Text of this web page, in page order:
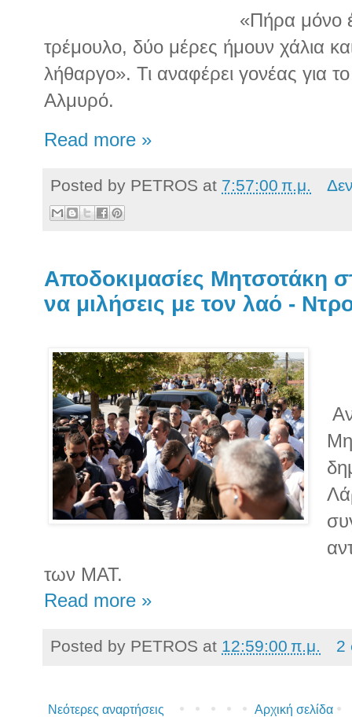
«Πήρα μόνο
τρέμουλο, δύο μέρες ήμουν χάλια
λήθαργο». Τι αναφέρει γονέας για
Αλμυρό.
Read more »
Posted by PETROS at 7:57:00 π.μ.
Αποδοκιμασίες Μητσοτάκη
να μιλήσεις με τον λαό -
των ΜΑΤ.
Read more »
Posted by PETROS at 12:59:00 π.μ. 2
Νεότερες αναρτήσεις Αρχική σελίδα